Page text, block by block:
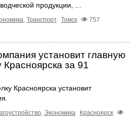
продукции, ...
, Транспорт Томск
757
установит главную
за 91
Красноярска установит
, Экономика
Красноярск